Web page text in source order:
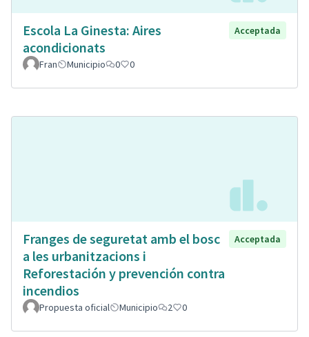
Escola La Ginesta: Aires
acondicionats
Acceptada
Fran Municipio 0 0
Franges de seguretat amb el bosc
a les urbanitzacions i
Reforestación y prevención contra
incendios
Acceptada
Propuesta oficial Municipio 2 0